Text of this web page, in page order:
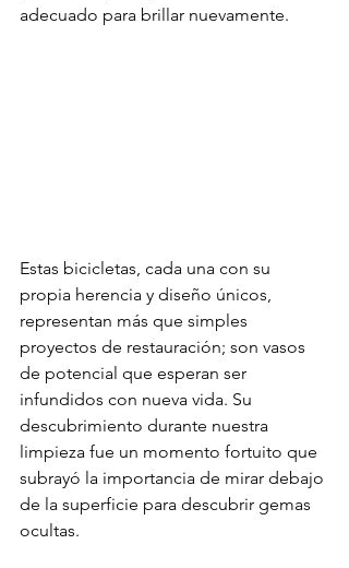
adecuado para brillar nuevamente.
Estas bicicletas, cada una con su
propia herencia y diseño únicos,
representan más que simples
proyectos de restauración; son vasos
de potencial que esperan ser
infundidos con nueva vida. Su
descubrimiento durante nuestra
limpieza fue un momento fortuito que
subrayó la importancia de mirar debajo
de la superficie para descubrir gemas
ocultas.